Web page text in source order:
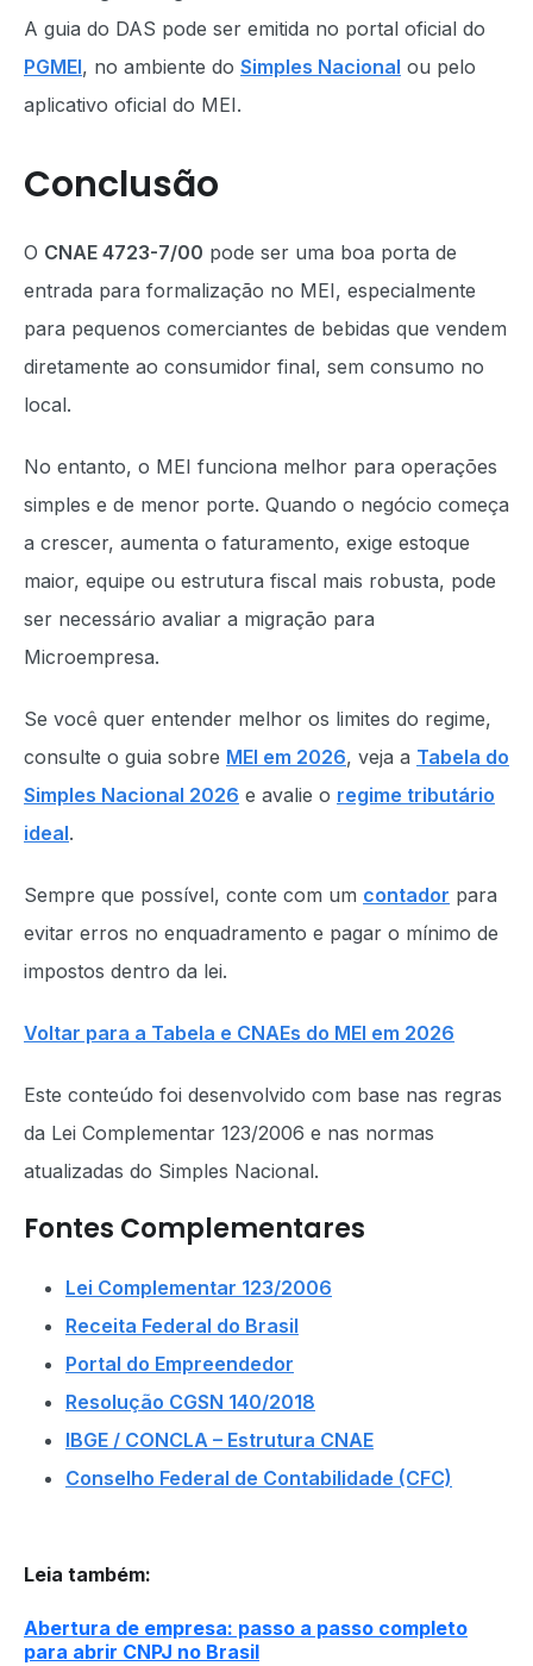
A guia do DAS pode ser emitida no portal oficial do
PGMEI, no ambiente do Simples Nacional ou pelo
aplicativo oficial do MEI.
Conclusão
O CNAE 4723-7/00 pode ser uma boa porta de
entrada para formalização no MEI, especialmente
para pequenos comerciantes de bebidas que vendem
diretamente ao consumidor final, sem consumo no
local.
No entanto, o MEI funciona melhor para operações
simples e de menor porte. Quando o negócio começa
a crescer, aumenta o faturamento, exige estoque
maior, equipe ou estrutura fiscal mais robusta, pode
ser necessário avaliar a migração para
Microempresa.
Se você quer entender melhor os limites do regime,
consulte o guia sobre MEI em 2026, veja a Tabela do
Simples Nacional 2026 e avalie o regime tributário
ideal.
Sempre que possível, conte com um contador para
evitar erros no enquadramento e pagar o mínimo de
impostos dentro da lei.
Voltar para a Tabela e CNAEs do MEI em 2026
Este conteúdo foi desenvolvido com base nas regras
da Lei Complementar 123/2006 e nas normas
atualizadas do Simples Nacional.
Fontes Complementares
Lei Complementar 123/2006
Receita Federal do Brasil
Portal do Empreendedor
Resolução CGSN 140/2018
IBGE / CONCLA – Estrutura CNAE
Conselho Federal de Contabilidade (CFC)
Leia também:
Abertura de empresa: passo a passo completo
para abrir CNPJ no Brasil